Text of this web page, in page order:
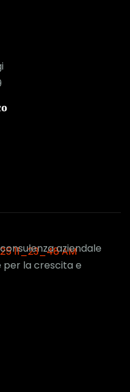
aziendale
per la crescita e